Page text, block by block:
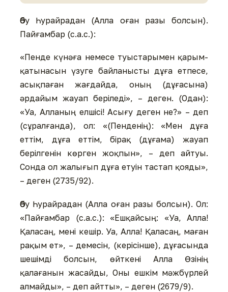
Әбу Һурайрадан (Алла оған разы болсын).
Пайғамбар (с.а.с.):
«Пенде күнәға немесе туыстарымен қарым-
қатынасын үзуге байланысты дұға етпесе,
асықпаған жағдайда, оның (дұғасына)
әрдайым жауап беріледі», – деген. (Одан):
«Уа, Алланың елшісі! Асығу деген не?» – деп
(сұралғанда), ол: «(Пенденің): «Мен дұға
еттім, дұға еттім, бірақ (дұғама) жауап
берілгенін көрген жоқпын», – деп айтуы.
Сонда ол жалығып дұға етуін тастап қояды»,
– деген (2735/92).
Әбу Һурайрадан (Алла оған разы болсын). Ол:
«Пайғамбар (с.а.с.): «Ешқайсың: «Уа, Алла!
Қаласаң, мені кешір. Уа, Алла! Қаласаң, маған
рақым ет», – демесін, (керісінше), дұғасында
шешімді болсын, өйткені Алла Өзінің
қалағанын жасайды, Оны ешкім мәжбүрлей
алмайды», – деп айтты», – деген (2679/9).